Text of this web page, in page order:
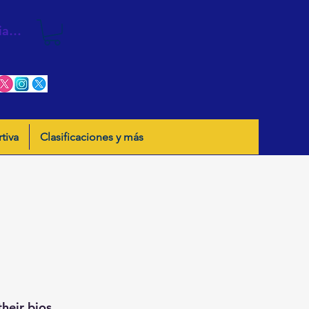
sesión
Clasificaciones y más